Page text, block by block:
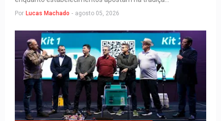
Por Lucas Machado - agosto 05, 2026